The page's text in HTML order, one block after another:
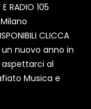
RADIO 105
CLICCA
un nuovo anno in
aspettarci al
Musica e